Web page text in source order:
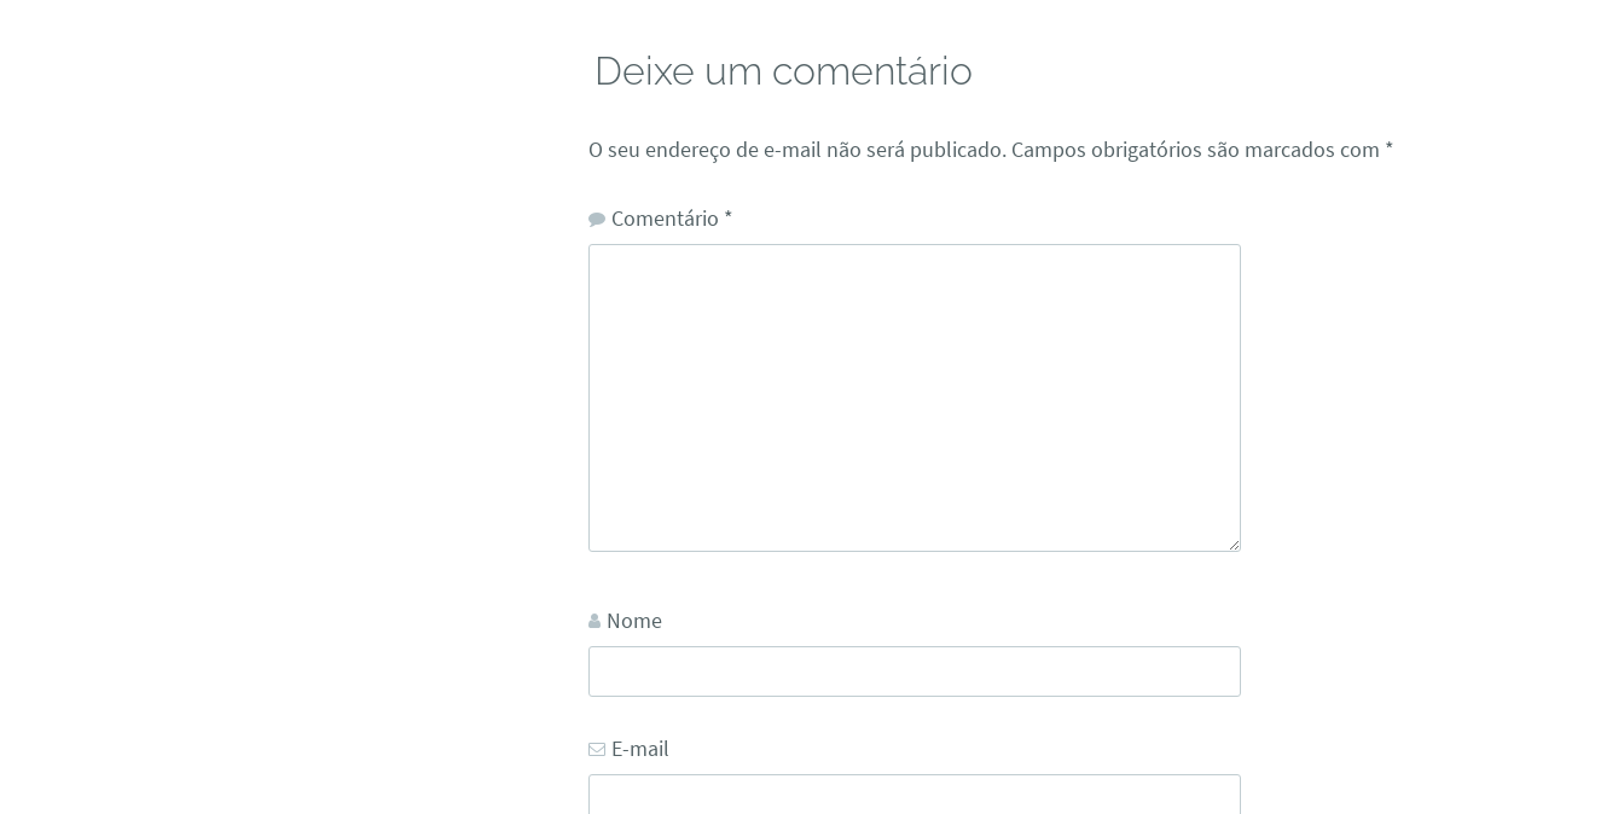
Deixe um comentário
O seu endereço de e-mail não será publicado. Campos obrigatórios são marcados com *
Comentário *
Nome
E-mail